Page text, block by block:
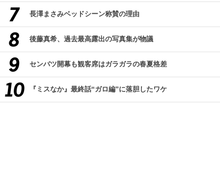
長澤まさみベッドシーン称賛の理由
後藤真希、過去最高露出の写真集が物議
センバツ開幕も観客席はガラガラの春夏格差
『ミスなか』最終話“ガロ編”に落胆したワケ